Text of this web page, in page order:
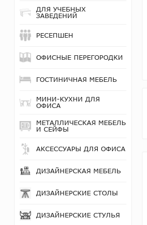
ДЛЯ УЧЕБНЫХ
ЗАВЕДЕНИЙ
РЕСЕПШЕН
ОФИСНЫЕ ПЕРЕГОРОДКИ
ГОСТИНИЧНАЯ МЕБЕЛЬ
МИНИ-КУХНИ ДЛЯ
ОФИСА
МЕТАЛЛИЧЕСКАЯ МЕБЕЛЬ
И СЕЙФЫ
АКСЕССУАРЫ ДЛЯ ОФИСА
ДИЗАЙНЕРСКАЯ МЕБЕЛЬ
ДИЗАЙНЕРСКИЕ СТОЛЫ
ДИЗАЙНЕРСКИЕ СТУЛЬЯ